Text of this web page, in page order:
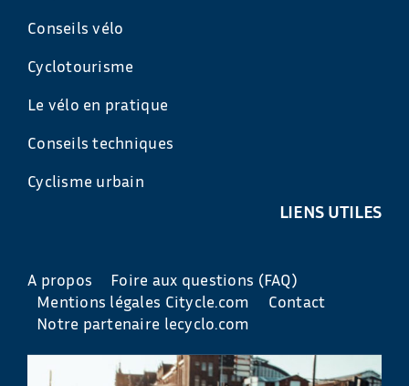
Conseils vélo
Cyclotourisme
Le vélo en pratique
Conseils techniques
Cyclisme urbain
LIENS UTILES
A propos
Foire aux questions (FAQ)
Mentions légales Citycle.com
Contact
Notre partenaire lecyclo.com